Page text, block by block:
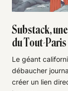
Substack,
du Tout-Paris
Le géant
débaucher
créer un lien